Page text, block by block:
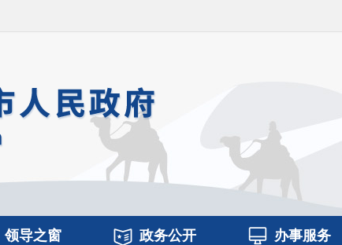
领导之窗 政务公开 办事服务